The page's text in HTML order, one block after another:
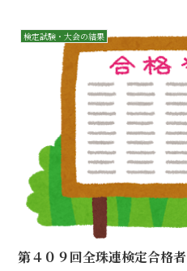
検定試験・大会の結果
第４０９回全珠連検定合格者